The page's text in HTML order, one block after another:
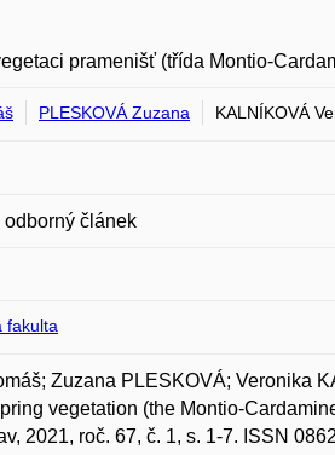
pramenišť (třída Montio-
PLESKOVÁ Zuzana KALNÍKOVÁ
odborný článek
fakulta
Zuzana PLESKOVÁ; Veronika
vegetation (the Montio-
2021, roč. 67, č. 1, s. 1-7. ISSN